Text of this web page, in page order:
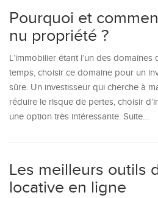
Pourquoi et
nu propriété ?
L’immobilier étant l’un des domaines
temps, choisir ce domaine pour un
sûre. Un investisseur qui cherche à
réduire le risque de pertes, choisir
une option très intéressante. Suite…
Les meilleurs outils
locative en ligne